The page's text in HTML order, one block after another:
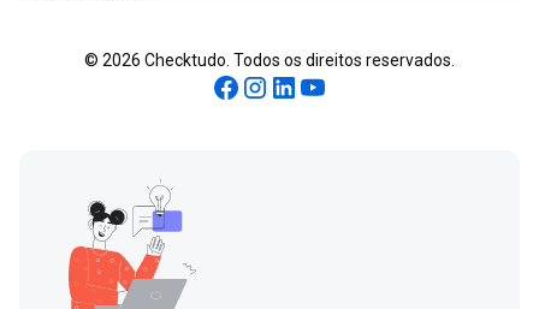
© 2026 Checktudo. Todos os direitos reservados.